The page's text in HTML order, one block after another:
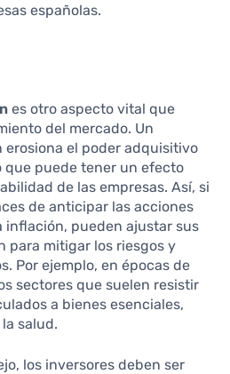
españolas.
es otro aspecto vital que
del mercado. Un
el poder adquisitivo
que puede tener un efecto
de las empresas. Así, si
de anticipar las acciones
inflación, pueden ajustar sus
para mitigar los riesgos y
Por ejemplo, en épocas de
sectores que suelen resistir
a bienes esenciales,
salud.
los inversores deben ser